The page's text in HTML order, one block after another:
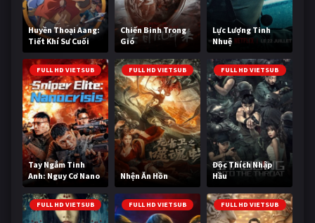
Huyền Thoại Aang:
Tiết Khí Sư Cuối
Cùng
Chiến Binh Trong
Gió
Lực Lượng Tinh
Nhuệ
FULL HD VIETSUB
Tay Ngắm Tinh
Anh: Nguy Cơ Nano
FULL HD VIETSUB
Nhện Ăn Hồn
FULL HD VIETSUB
Độc Thích Nhập
Hầu
FULL HD VIETSUB FULL HD VIETSUB FULL HD VIETSUB